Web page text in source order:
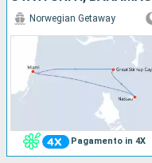
Pagamento in 4X
Norwegian Getaway